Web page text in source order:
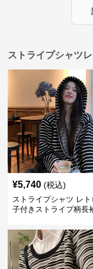
ストライプシャツ
¥5,740 (税込)
ストライプシャツ レ
子付きストライプ柄長